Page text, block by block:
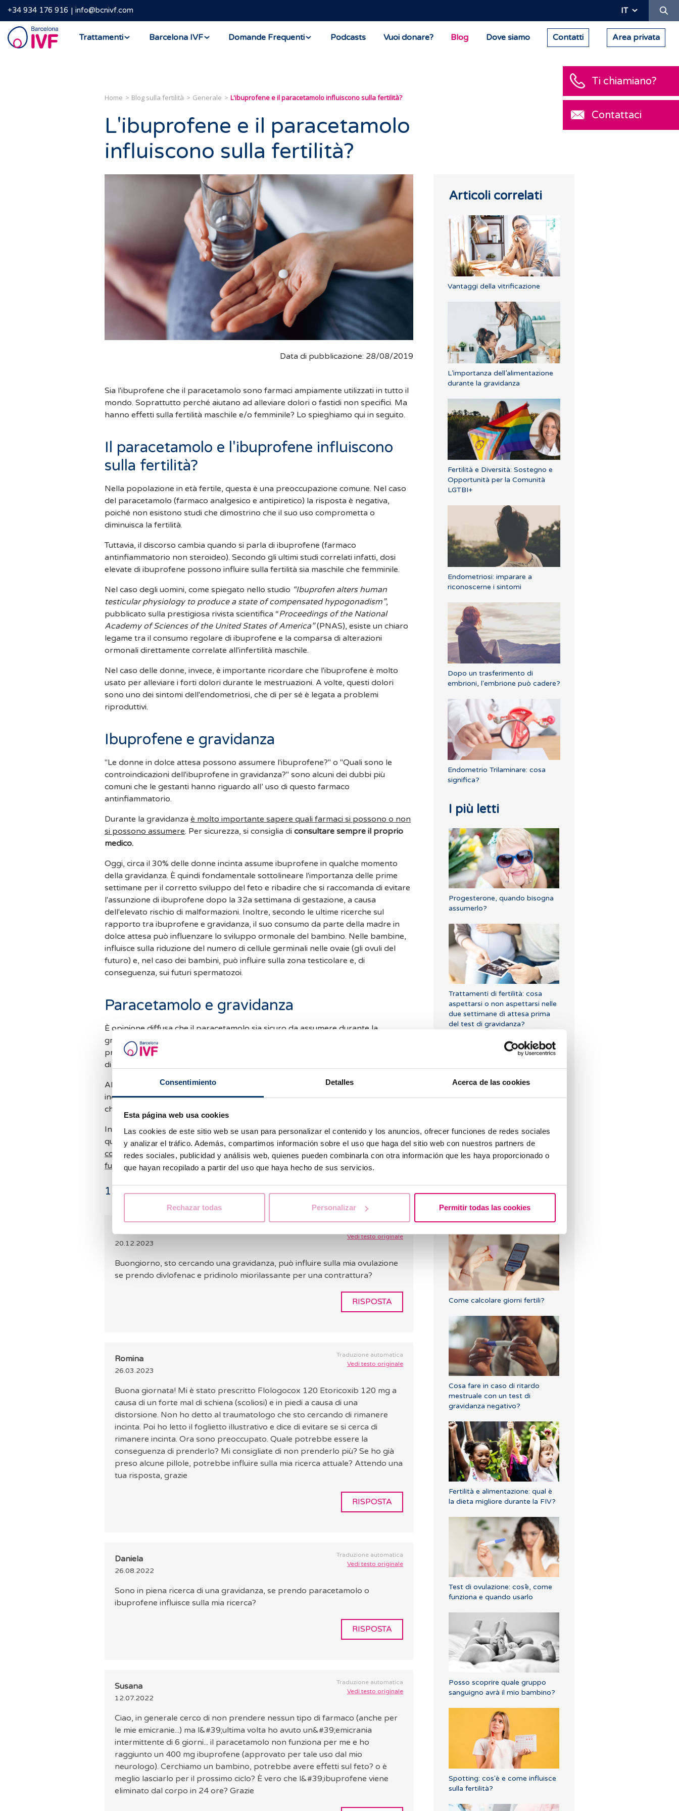
Consentimiento Detalles Acerca de las cookies
Esta página web usa cookies
Las cookies de este sitio web se usan para personalizar el contenido y los anuncios, ofrecer funciones de redes sociales
y analizar el tráfico. Además, compartimos información sobre el uso que haga del sitio web con nuestros partners de
redes sociales, publicidad y análisis web, quienes pueden combinarla con otra información que les haya proporcionado o
que hayan recopilado a partir del uso que haya hecho de sus servicios.
Rechazar todas Personalizar Permitir todas las cookies
+34 934 176 916 info@bcnivf.com IT
Barcelona
IVF
Trattamenti Barcelona IVF Domande Frequenti Podcasts Vuoi donare? Blog Dove siamo Contatti Area privata
Home Blog sulla fertilità Generale L'ibuprofene e il paracetamolo influiscono sulla fertilità?
L'ibuprofene e il paracetamolo
influiscono sulla fertilità?
Data di pubblicazione: 28/08/2019
Sia l'ibuprofene che il paracetamolo sono farmaci ampiamente utilizzati in tutto il
mondo. Soprattutto perché aiutano ad alleviare dolori o fastidi non specifici. Ma
hanno effetti sulla fertilità maschile e/o femminile? Lo spieghiamo qui in seguito.
Il paracetamolo e l'ibuprofene influiscono
sulla fertilità?
Nella popolazione in età fertile, questa è una preoccupazione comune. Nel caso
del paracetamolo (farmaco analgesico e antipiretico) la risposta è negativa,
poiché non esistono studi che dimostrino che il suo uso comprometta o
diminuisca la fertilità.
Tuttavia, il discorso cambia quando si parla di ibuprofene (farmaco
antinfiammatorio non steroideo). Secondo gli ultimi studi correlati infatti, dosi
elevate di ibuprofene possono influire sulla fertilità sia maschile che femminile.
Nel caso degli uomini, come spiegato nello studio “Ibuprofen alters human
testicular physiology to produce a state of compensated hypogonadism”,
pubblicato sulla prestigiosa rivista scientifica “Proceedings of the National
Academy of Sciences of the United States of America”(PNAS), esiste un chiaro
legame tra il consumo regolare di ibuprofene e la comparsa di alterazioni
ormonali direttamente correlate all'infertilità maschile.
Nel caso delle donne, invece, è importante ricordare che l'ibuprofene è molto
usato per alleviare i forti dolori durante le mestruazioni. A volte, questi dolori
sono uno dei sintomi dell'endometriosi, che di per sé è legata a problemi
riproduttivi.
Ibuprofene e gravidanza
"Le donne in dolce attesa possono assumere l'ibuprofene?" o "Quali sono le
controindicazioni dell'ibuprofene in gravidanza?" sono alcuni dei dubbi più
comuni che le gestanti hanno riguardo all’ uso di questo farmaco
antinfiammatorio.
Durante la gravidanza è molto importante sapere quali farmaci si possono o non
si possono assumere. Per sicurezza, si consiglia di consultare sempre il proprio
medico.
Oggi, circa il 30% delle donne incinta assume ibuprofene in qualche momento
della gravidanza. È quindi fondamentale sottolineare l'importanza delle prime
settimane per il corretto sviluppo del feto e ribadire che si raccomanda di evitare
l'assunzione di ibuprofene dopo la 32a settimana di gestazione, a causa
dell'elevato rischio di malformazioni. Inoltre, secondo le ultime ricerche sul
rapporto tra ibuprofene e gravidanza, il suo consumo da parte della madre in
dolce attesa può influenzare lo sviluppo ormonale del bambino. Nelle bambine,
influisce sulla riduzione del numero di cellule germinali nelle ovaie (gli ovuli del
futuro) e, nel caso dei bambini, può influire sulla zona testicolare e, di
conseguenza, sui futuri spermatozoi.
Paracetamolo e gravidanza
È opinione diffusa che il paracetamolo sia sicuro da assumere durante la
gravidanza. In realtà, gli studi più recenti suggeriscono che il consumo
prolungato di questo farmaco durante la gravidanza potrebbe causare problemi
di fertilità nei bambini di sesso maschile.
Allo stesso modo, alla domanda: "Posso prendere il paracetamolo se sono
incinta?", la risposta è sì, il paracetamolo non è vietato durante la gravidanza. Ciò
che va evitato è un suo consumo eccessivo.
Infine, vorremmo sottolineare l'importanza di seguire le linee guida mediche
quando si assume qualsiasi farmaco, soprattutto in gravidanza, poichéle
conseguenze di un uso improprio possono essere gravi sia per le madri che per i
futuri bambini.
LASCIA UN COMMENTO
11 commenti
Vedi testo originale
Daniela
20.12.2023
Buongiorno, sto cercando una gravidanza, può influire sulla mia ovulazione
se prendo divlofenac e pridinolo miorilassante per una contrattura?
RISPOSTA
Traduzione automatica
Vedi testo originale
Romina
26.03.2023
Buona giornata! Mi è stato prescritto Flologocox 120 Etoricoxib 120 mg a
causa di un forte mal di schiena (scoliosi) e in piedi a causa di una
distorsione. Non ho detto al traumatologo che sto cercando di rimanere
incinta. Poi ho letto il foglietto illustrativo e dice di evitare se si cerca di
rimanere incinta. Ora sono preoccupato. Quale potrebbe essere la
conseguenza di prenderlo? Mi consigliate di non prenderlo più? Se ho già
preso alcune pillole, potrebbe influire sulla mia ricerca attuale? Attendo una
tua risposta, grazie
RISPOSTA
Traduzione automatica
Vedi testo originale
Daniela
26.08.2022
Sono in piena ricerca di una gravidanza, se prendo paracetamolo o
ibuprofene influisce sulla mia ricerca?
RISPOSTA
Traduzione automatica
Vedi testo originale
Susana
12.07.2022
Ciao, in generale cerco di non prendere nessun tipo di farmaco (anche per
le mie emicranie...) ma l&#39;ultima volta ho avuto un&#39;emicrania
intermittente di 6 giorni... il paracetamolo non funziona per me e ho
raggiunto un 400 mg ibuprofene (approvato per tale uso dal mio
neurologo). Cerchiamo un bambino, potrebbe avere effetti sul feto? o è
meglio lasciarlo per il prossimo ciclo? È vero che l&#39;ibuprofene viene
eliminato dal corpo in 24 ore? Grazie
Articoli correlati
Vantaggi della vitrificazione
L’importanza dell’alimentazione
durante la gravidanza
Fertilità e Diversità: Sostegno e
Opportunità per la Comunità
LGTBI+
Endometriosi: imparare a
riconoscerne i sintomi
Dopo un trasferimento di
embrioni, l'embrione può cadere?
Endometrio Trilaminare: cosa
significa?
I più letti
Progesterone, quando bisogna
assumerlo?
Trattamenti di fertilità: cosa
aspettarsi o non aspettarsi nelle
due settimane di attesa prima
del test di gravidanza?
Prima ecografia dopo una FIV o
Come calcolare giorni fertili?
Cosa fare in caso di ritardo
mestruale con un test di
gravidanza negativo?
Fertilità e alimentazione: qual è
la dieta migliore durante la FIV?
Test di ovulazione: cos’è, come
funziona e quando usarlo
Posso scoprire quale gruppo
sanguigno avrà il mio bambino?
Spotting: cos'è e come influisce
sulla fertilità?